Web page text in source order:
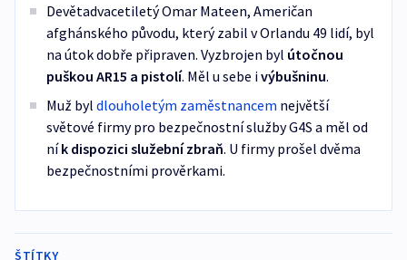
Devětadvacetiletý Omar Mateen, Američan
afghánského původu, který zabil v Orlandu 49 lidí, byl
na útok dobře připraven. Vyzbrojen byl útočnou
puškou AR15 a pistolí. Měl u sebe ivýbušninu.
Muž byl dlouholetým zaměstnancem největší
světové firmy pro bezpečnostní služby G4S a měl od
ník dispozici služební zbraň. U firmy prošel dvěma
bezpečnostními prověrkami.
ŠTÍTKY